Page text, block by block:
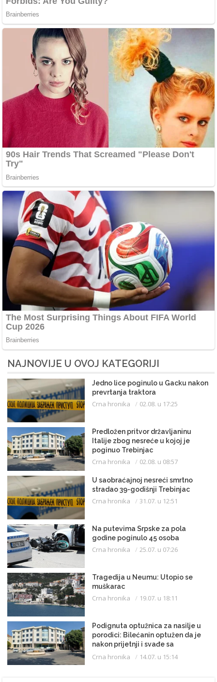
NAJNOVIJE U OVOJ KATEGORIJI
Jedno lice poginulo u Gacku nakon
prevrtanja traktora
Crna hronika 02.08. u 17:25
Predložen pritvor državljaninu
Italije zbog nesreće u kojoj je
poginuo Trebinjac
Crna hronika 02.08. u 08:57
U saobraćajnoj nesreći smrtno
stradao 39-godišnji Trebinjac
Crna hronika 31.07. u 12:51
Na putevima Srpske za pola
godine poginulo 45 osoba
Crna hronika 25.07. u 07:26
Tragedija u Neumu: Utopio se
muškarac
Crna hronika 19.07. u 18:11
Podignuta optužnica za nasilje u
porodici: Bilećanin optužen da je
nakon prijetnji i svađe sa
partnerkom zapalio kuću
Crna hronika 14.07. u 15:14